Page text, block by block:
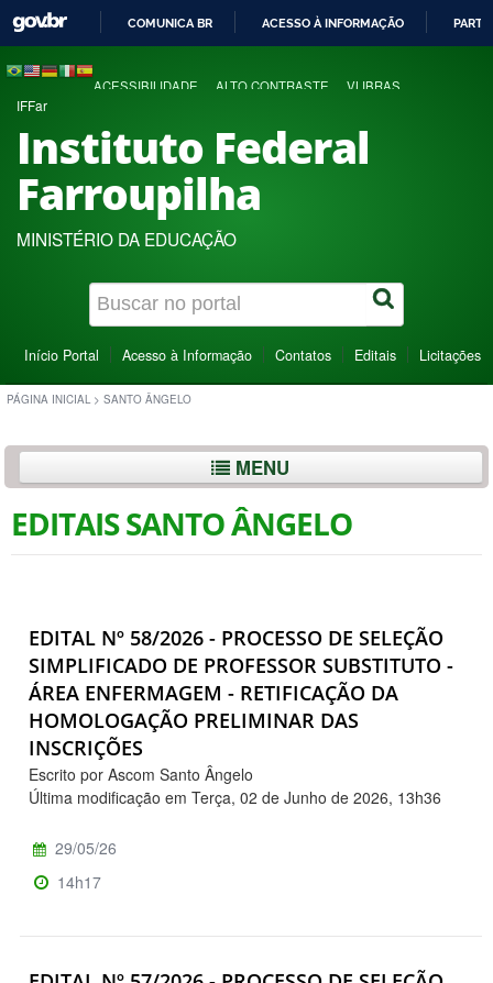
COMUNICA BR ACESSO À INFORMAÇÃO
ACESSIBILIDADE ALTO CONTRASTE VLIBRAS
IFFar
Instituto Federal
Farroupilha
MINISTÉRIO DA EDUCAÇÃO
Início Portal Acesso à Informação Contatos Editais Licitações
PÁGINA INICIAL > SANTO ÂNGELO
MENU
EDITAIS SANTO ÂNGELO
EDITAL Nº 58/2026 - PROCESSO DE SELEÇÃO
SIMPLIFICADO DE PROFESSOR SUBSTITUTO -
ÁREA ENFERMAGEM - RETIFICAÇÃO DA
HOMOLOGAÇÃO PRELIMINAR DAS
INSCRIÇÕES
Escrito por Ascom Santo Ângelo
Última modificação em Terça, 02 de Junho de 2026, 13h36
29/05/26
14h17